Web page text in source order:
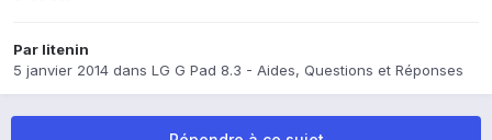
Par litenin
5 janvier 2014 dans LG G Pad 8.3 - Aides, Questions et Réponses